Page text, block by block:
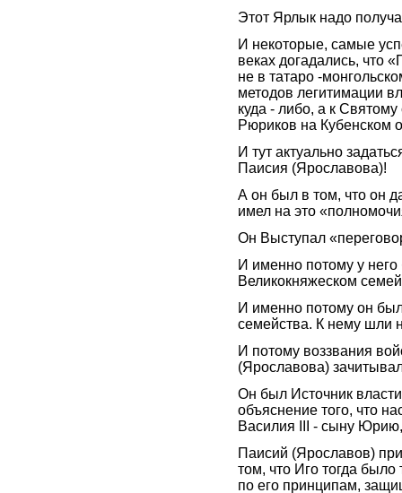
Этот Ярлык надо
И некоторые, самые
веках догадались, что
не в татаро -
методов легитимации
куда - либо, а к
Рюриков на Кубенском
И тут актуально
Паисия (Ярославова)!
А он был в том, что он
имел на это
Он Выступал
И именно потому у
Великокняжеском
И именно потому он
семейства. К нему шли
И потому воззвания
(Ярославова)
Он был Источник
объяснение того, что
Василия III - сыну
Паисий (Ярославов)
том, что Иго тогда было
по его принципам,